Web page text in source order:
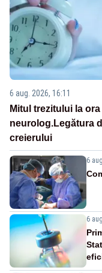
6 aug. 2026, 16:11
Mitul trezitului la
neurolog.Legătura
creierului
6
6